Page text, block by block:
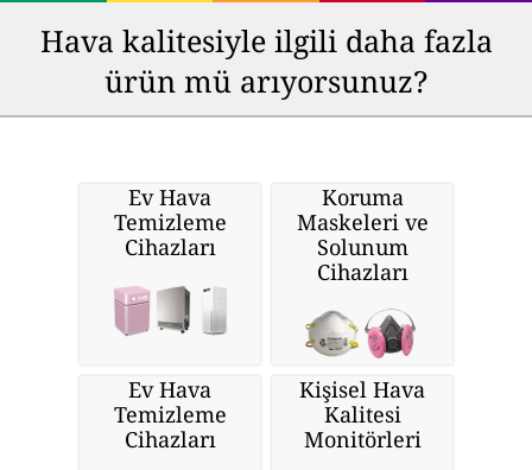
Hava kalitesiyle ilgili daha fazla
ürün mü arıyorsunuz?
Ev Hava
Temizleme
Cihazları
Koruma
Maskeleri ve
Solunum
Cihazları
Ev Hava
Temizleme
Cihazları
Kişisel Hava
Kalitesi
Monitörleri